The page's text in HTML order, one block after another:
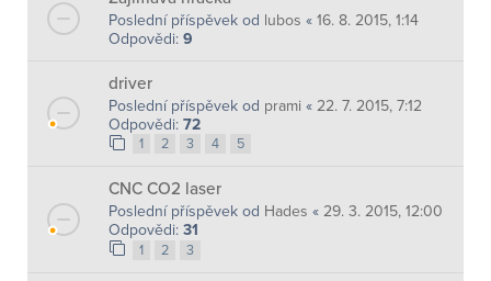
Poslední příspěvek od lubos « 16. 8. 2015, 1:14
Odpovědi: 9
driver
Poslední příspěvek od prami « 22. 7. 2015, 7:12
Odpovědi: 72
1 2 3 4 5
CNC CO2 laser
Poslední příspěvek od Hades « 29. 3. 2015, 12:00
Odpovědi: 31
1 2 3